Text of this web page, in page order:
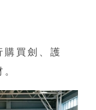
購買劍、護